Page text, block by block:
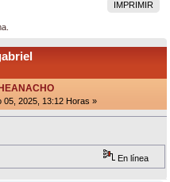
IMPRIMIR
05, 2025, 13:12 Horas »
En línea